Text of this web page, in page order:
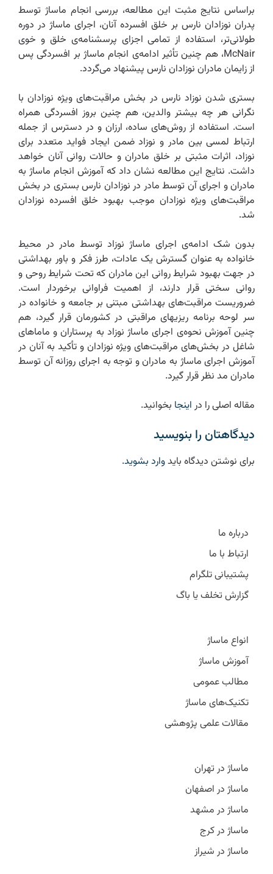
براساس نتایج مثبت این مطالعه، بررسی انجام ماساژ توسط
پدران نوزادان نارس بر خلق افسرده آنان، اجرای ماساژ در دوره
طولانی‌تر، استفاده از تمامی اجزای پرسشنامه‌ی خلق و خوی
‌McNair، هم چنین تأثیر ادامه‌ی انجام ماساژ بر افسردگی پس
از زایمان مادران نوزادان نارس پیشنهاد می‌گردد.‌
بستری شدن نوزاد نارس در بخش مراقبت‌های ویژه نوزادان با
نگرانی هر چه بیشتر والدین، هم چنین بروز افسردگی همراه
است. استفاده از روش‌های ساده، ارزان و در دسترس از جمله
ارتباط لمسی بین مادر و نوزاد ضمن ایجاد فواید متعدد برای
نوزاد، اثرات مثبتی بر خلق مادران و حالات روانی آنان خواهد
داشت. نتایج این مطالعه نشان داد که آموزش انجام ماساژ به
مادران و اجرای آن توسط مادر در نوزادان نارس بستری در بخش
مراقبت‌های ویژه نوزادان موجب بهبود خلق افسرده نوزادان
شد.
بدون شک ادامه‌ی اجرای ماساژ نوزاد توسط مادر در محیط
خانواده به عنوان گسترش یک عادات، طرز فکر و باور بهداشتی
در جهت بهبود شرایط روانی این مادران که تحت شرایط روحی و
روانی سختی قرار دارند، از اهمیت فراوانی برخوردار است.
ضروریست مراقبت‌های بهداشتی مبتنی بر جامعه و خانواده در
سر لوحه برنامه ریزیهای مراقبتی در کشورمان قرار گیرد، هم
چنین آموزش نحوه‌ی اجرای ماساژ نوزاد به پرستاران و ماماهای
شاغل در بخش‌های مراقبت‌های ویژه نوزادان و تأکید به آنان در
آموزش اجرای ماساژ به مادران و توجه به اجرای روزانه آن توسط
مادران مد نظر قرار گیرد.‌
مقاله اصلی را در اینجا بخوانید.
دیدگاهتان را بنویسید
برای نوشتن دیدگاه بایدوارد بشوید.
درباره ما
ارتباط با ما
پشتیبانی تلگرام
گزارش تخلف یا باگ
انواع ماساژ
آموزش ماساژ
مطالب عمومی
تکنیک‌های ماساژ
مقالات علمی پژوهشی
ماساژ در تهران
ماساژ در اصفهان
ماساژ در مشهد
ماساژ در کرج
ماساژ در شیراز